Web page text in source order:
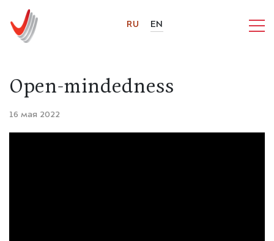
RU EN
Open-mindedness
16 мая 2022